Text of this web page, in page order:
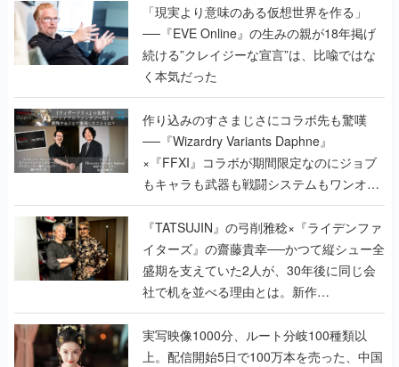
「現実より意味のある仮想世界を作る」
──『EVE Online』の生みの親が18年掲げ
続ける”クレイジーな宣言”は、比喩ではな
く本気だった
作り込みのすさまじさにコラボ先も驚嘆
──『Wizardry Variants Daphne』
×『FFXI』コラボが期間限定なのにジョブ
もキャラも武器も戦闘システムもワンオフ
で作り込まれた理由を両ディレクターに聞
く
『TATSUJIN』の弓削雅稔×『ライデンファ
イターズ』の齋藤貴幸──かつて縦シュー全
盛期を支えていた2人が、30年後に同じ会
社で机を並べる理由とは。新作
『TATSUJIN EXTREME』で初タッグを組
んだレジェンド2人に訊く開発秘話
実写映像1000分、ルート分岐100種類以
上。配信開始5日で100万本を売った、中国